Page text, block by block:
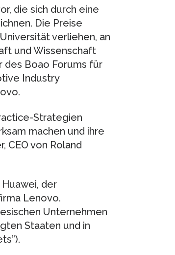
die sich durch eine
Die Preise
verliehen, an
und Wissenschaft
des Boao Forums für
Industry
Strategien
machen und ihre
CEO von Roland
der
Lenovo.
Unternehmen
Staaten und in